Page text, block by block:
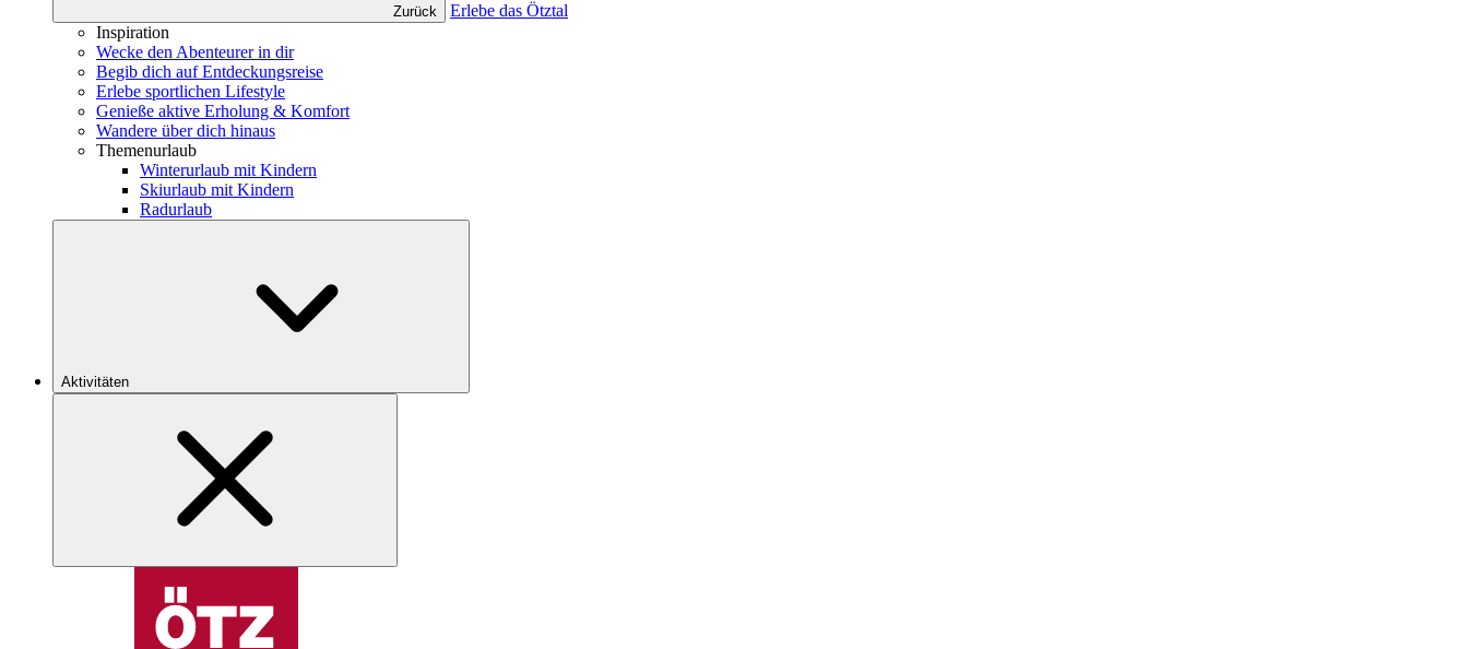
Zurück
Erlebe das Ötztal
Inspiration
Wecke den Abenteurer in dir
Begib dich auf Entdeckungsreise
Erlebe sportlichen Lifestyle
Genieße aktive Erholung & Komfort
Wandere über dich hinaus
Themenurlaub
Winterurlaub mit Kindern
Skiurlaub mit Kindern
Radurlaub
Aktivitäten